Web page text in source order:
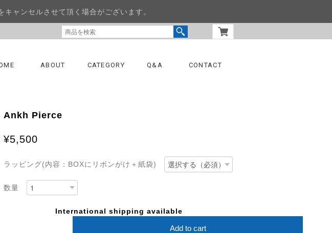
ャンセルさせて頂く場合がございます。
ABOUT CATEGORY Q&A CONTACT
Ankh Pierce
¥5,500
ラッピング(内容：BOXにリボンがけ＋紙袋)
数量
International shipping available
Add to cart